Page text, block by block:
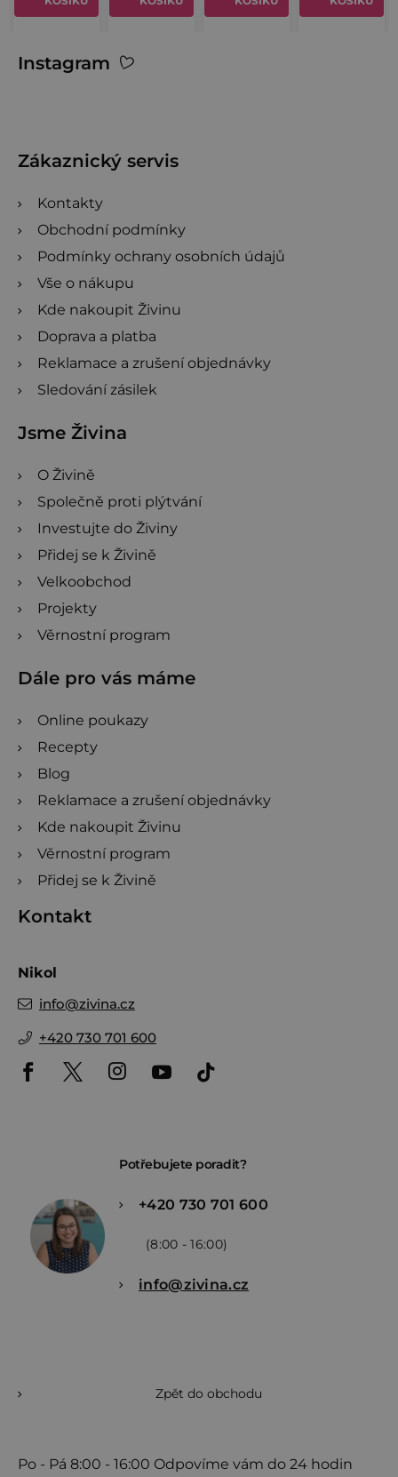
hvězdiček.
Instagram
Zákaznický servis
Kontakty
Obchodní podmínky
Podmínky ochrany osobních údajů
Vše o nákupu
Kde nakoupit Živinu
Doprava a platba
Reklamace a zrušení objednávky
Sledování zásilek
Jsme Živina
O Živině
Společně proti plýtvání
Investujte do Živiny
Přidej se k Živině
Velkoobchod
Projekty
Věrnostní program
Dále pro vás máme
Online poukazy
Recepty
Blog
Reklamace a zrušení objednávky
Kde nakoupit Živinu
Věrnostní program
Přidej se k Živině
Kontakt
Nikol
info@zivina.cz
+420 730 701 600
Potřebujete poradit?
+420 730 701 600
(8:00 - 16:00)
info@zivina.cz
Zpět do obchodu
Po - Pá 8:00 - 16:00 Odpovíme vám do 24 hodin